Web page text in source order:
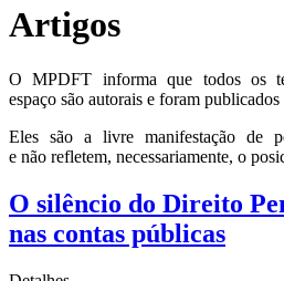
Artigos
O MPDFT informa que todos os
espaço são autorais e foram
Eles são a livre manifestação de
e não refletem, necessariamente, o
O silêncio do Direito
nas contas públicas